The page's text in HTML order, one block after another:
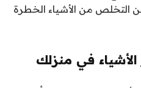
التخلص من الأشياء الخطرة
الأشياء في منزلك